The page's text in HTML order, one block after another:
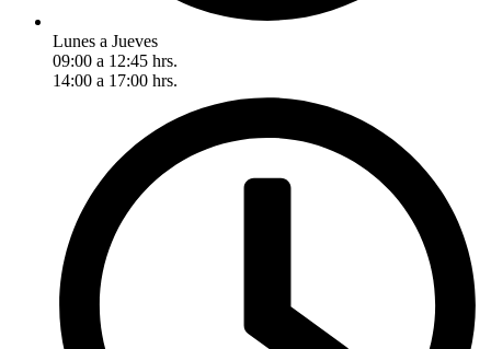
Lunes a Jueves
09:00 a 12:45 hrs.
14:00 a 17:00 hrs.